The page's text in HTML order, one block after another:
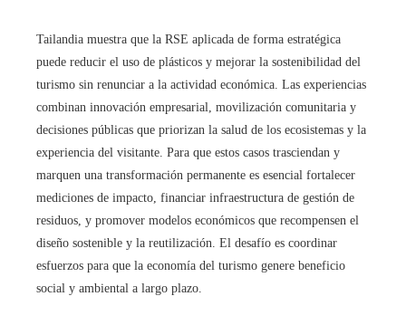
Tailandia muestra que la RSE aplicada de forma estratégica
puede reducir el uso de plásticos y mejorar la sostenibilidad del
turismo sin renunciar a la actividad económica. Las experiencias
combinan innovación empresarial, movilización comunitaria y
decisiones públicas que priorizan la salud de los ecosistemas y la
experiencia del visitante. Para que estos casos trasciendan y
marquen una transformación permanente es esencial fortalecer
mediciones de impacto, financiar infraestructura de gestión de
residuos, y promover modelos económicos que recompensen el
diseño sostenible y la reutilización. El desafío es coordinar
esfuerzos para que la economía del turismo genere beneficio
social y ambiental a largo plazo.